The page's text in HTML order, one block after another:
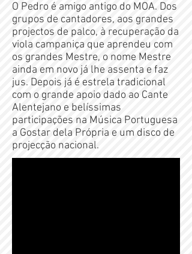
O Pedro é amigo antigo do MOA. Dos
grupos de cantadores, aos grandes
projectos de palco, à recuperação da
viola campaniça que aprendeu com
os grandes Mestre, o nome Mestre
ainda em novo já lhe assenta e faz
jus. Depois já é estrela tradicional
com o grande apoio dado ao Cante
Alentejano e belíssimas
participações na Música Portuguesa
a Gostar dela Própria e um disco de
projecção nacional.